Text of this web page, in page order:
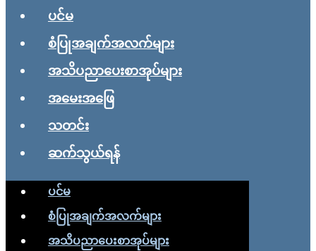
ပင်မ
စံပြုအချက်အလက်များ
အသိပညာပေးစာအုပ်များ
အမေးအဖြေ
သတင်း
ဆက်သွယ်ရန်
ပင်မ
စံပြုအချက်အလက်များ
အသိပညာပေးစာအုပ်များ